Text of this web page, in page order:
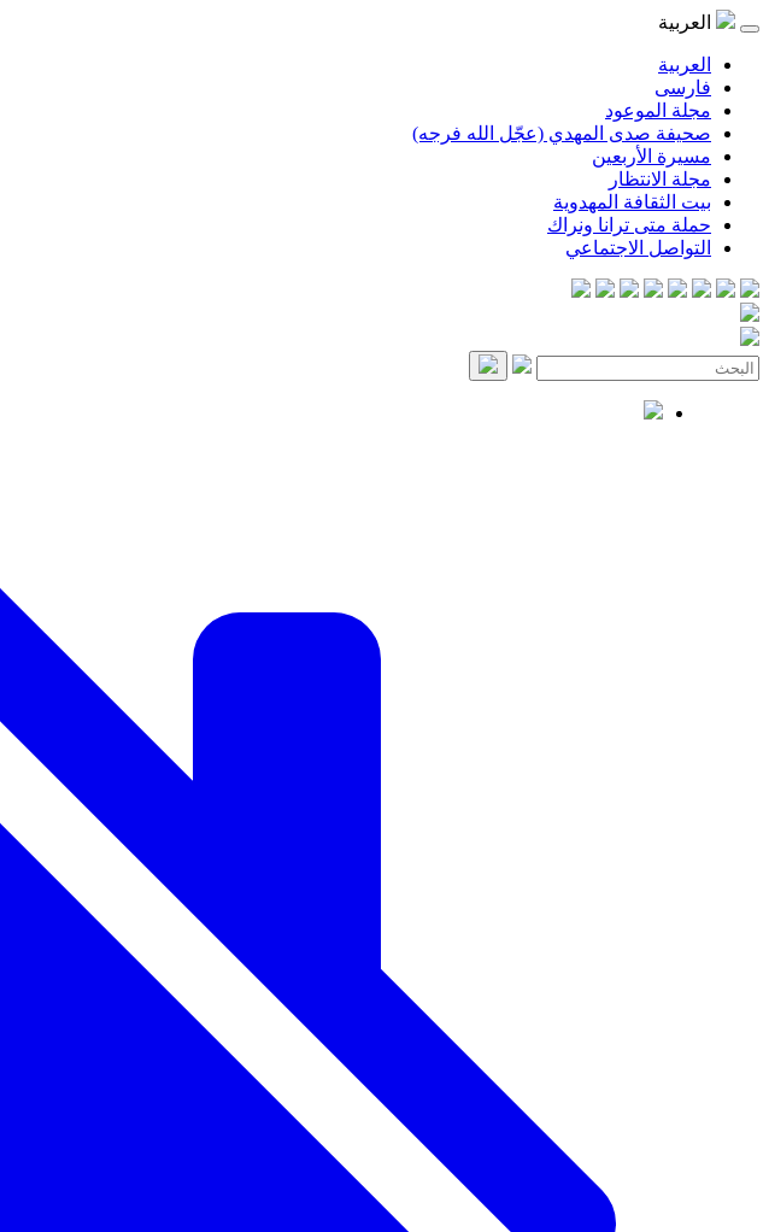
العربية
العربية
فارسی
مجلة الموعود
صحيفة صدى المهدي (عجّل الله فرجه)
مسيرة الأربعين
مجلة الانتظار
بيت الثقافة المهدوية
حملة متى ترانا ونراك
التواصل الاجتماعي